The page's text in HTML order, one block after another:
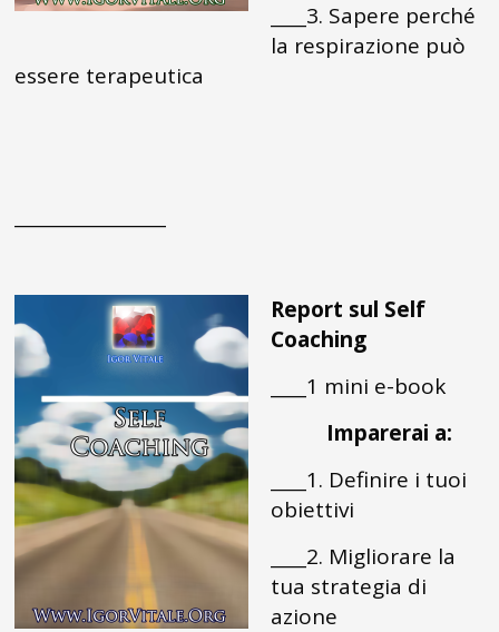
____3. Sapere perché
la respirazione può
essere terapeutica
Report sul Self
Coaching
____1 mini e-book
Imparerai a:
____1. Definire i tuoi
obiettivi
____2. Migliorare la
tua strategia di
azione